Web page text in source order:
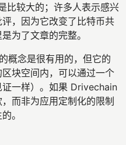
比较大的；许多人表示感兴
，因为它改变了比特币共
为了文章的完整。
概念是很有用的，但它的
块空间内，可以通过一个
一样）。如果 Drivechain
而非为应用定制化的限制
。